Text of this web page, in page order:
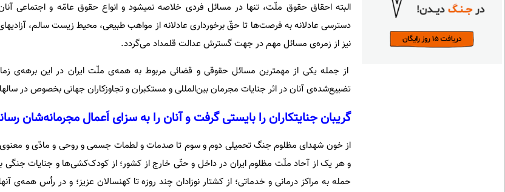
البته احقاق حقوق ملّت، تنها در مسائل فردی خلاصه نمیشود و انواع حقوق عامّه و اجتماعی
دسترسی عادلانه به فرصت‌ها تا حقّ برخورداری عادلانه از مواهب طبیعی، محیط زیست سالم،
نیز از زمره‌ی مسائل مهم در جهت گسترش عدالت قلمداد می‌گردد.
از جمله یکی از مهمترین مسائل حقوقی و قضائی مربوط به همه‌ی ملّت ایران در این برهه‌ی
تضییع‌شده‌ی آنان در اثر جنایات مجرمان بین‌المللی و مستکبران و تجاوزکاران جهانی بخصوص در سالهای ۱۴۰۴ و ۱۴۰۵
گریبان جنایتکاران را بایستی گرفت و آنان را به سزای اَعمال مجرمانه‌شان
از خون شهدای مظلوم جنگ تحمیلی دوم و سوم تا صدمات و لطمات جسمی و روحی و مادّی و معنوی
و هر یک از آحاد ملّت مظلوم ایران در داخل و حتّی خارج از کشور؛ از کودک‌کشی‌ها و جنایات جنگی
حمله به مراکز درمانی و خدماتی؛ از کشتار نوزادان چند روزه تا کهنسالان عزیز؛ و در رأس